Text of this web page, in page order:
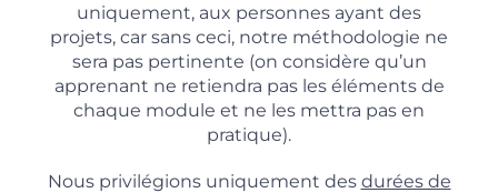
uniquement, aux personnes ayant des
projets, car sans ceci, notre méthodologie ne
sera pas pertinente (on considère qu’un
apprenant ne retiendra pas les éléments de
chaque module et ne les mettra pas en
pratique).
Nous privilégions uniquement des durées de